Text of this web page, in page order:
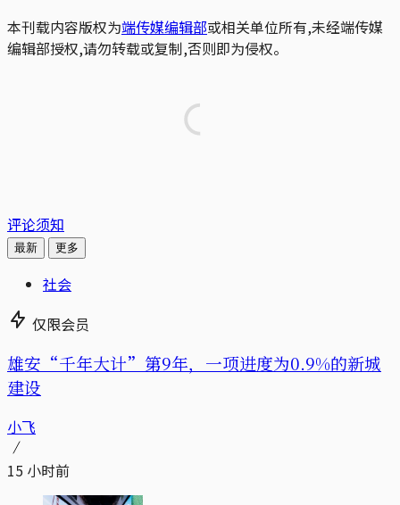
本刊载内容版权为端传媒编辑部或相关单位所有,未经端传媒
编辑部授权,请勿转载或复制,否则即为侵权。
评论须知
最新 更多
社会
仅限会员
雄安“千年大计”第9年，一项进度为0.9%的新城
建设
小飞
15 小时前